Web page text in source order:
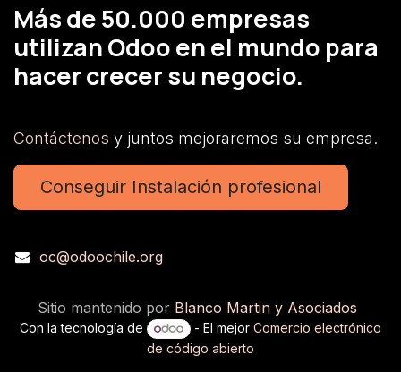
Más de 50.000 empresas
utilizan Odoo en el mundo para
hacer crecer su negocio.
Contáctenos y juntos mejoraremos su empresa.
Conseguir Instalación profesional
oc@odoochile.org
Sitio mantenido por Blanco Martin y Asociados
Con la tecnología de - El mejor Comercio electrónico
de código abierto